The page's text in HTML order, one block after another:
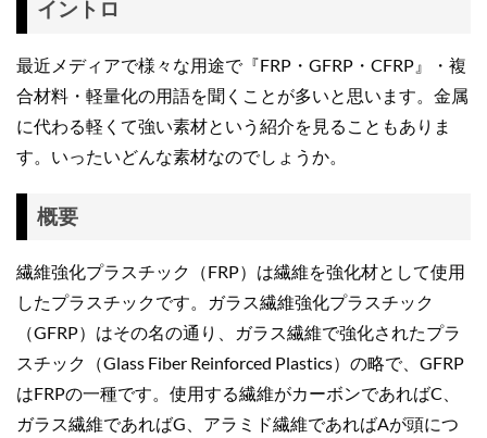
イントロ
最近メディアで様々な用途で『FRP・GFRP・CFRP』・複
合材料・軽量化の用語を聞くことが多いと思います。金属
に代わる軽くて強い素材という紹介を見ることもありま
す。いったいどんな素材なのでしょうか。
概要
繊維強化プラスチック（FRP）は繊維を強化材として使用
したプラスチックです。ガラス繊維強化プラスチック
（GFRP）はその名の通り、ガラス繊維で強化されたプラ
スチック（Glass Fiber Reinforced Plastics）の略で、GFRP
はFRPの一種です。使用する繊維がカーボンであればC、
ガラス繊維であればG、アラミド繊維であればAが頭につ